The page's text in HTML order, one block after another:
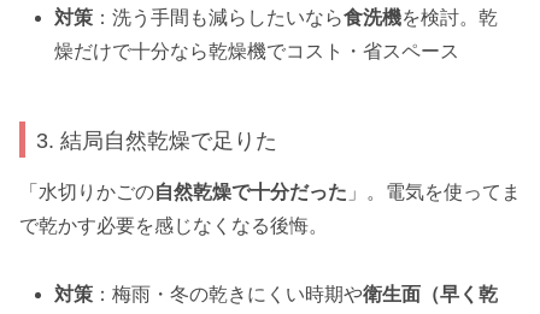
対策 ：洗う手間も減らしたいなら食洗機を検討。乾
燥だけで十分なら乾燥機でコスト・省スペース
3. 結局自然乾燥で足りた
「水切りかごの自然乾燥で十分だった 」。電気を使ってま
で乾かす必要を感じなくなる後悔。
対策 ：梅雨・冬の乾きにくい時期や衛生面（早く乾